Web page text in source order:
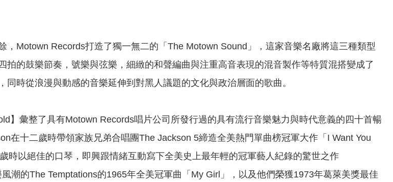
，Motown Records打造了獨一無二的「The Motown Sound」，這家音樂名廠將這三種類型
拍的鼓樂節奏，號樂與弦樂，細緻的和聲編曲與注重高音表現的混音製作等特質混搭變成了
時從浪漫與動感的音樂延伸到對黑人議題的文化與政治層面的歌曲。
】彙整了具有Motown Records唱片公司所發行過的具有流行音樂魅力與時代意義的四十首暢
在十二歲時帶領家族兄弟合唱團The Jackson 5締造全美熱門單曲榜冠軍大作「I Want You
時以絕佳的口琴，即興跟情緒互動寫下全美史上最年輕的冠軍藝人紀錄的驚世之作
潮的The Temptations的1965年全美冠軍曲「My Girl」，以及他們榮獲1973年葛萊美獎最佳